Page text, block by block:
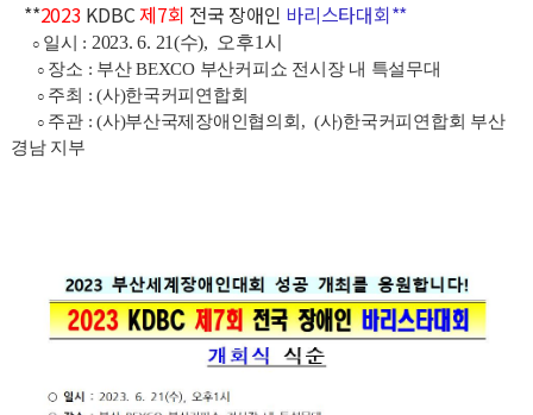
**2023 KDBC제7회 전국 장애인 바리스타대회**
○ 일시 : 2023. 6. 21(수), 오후1시
○ 장소 : 부산 BEXCO 부산커피쇼 전시장 내 특설무대
○ 주최 : (사)한국커피연합회
○ 주관 : (사)부산국제장애인협의회, (사)한국커피연합회 부산
경남 지부